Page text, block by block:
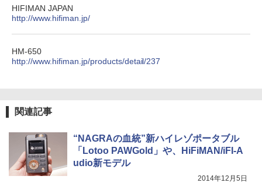
HIFIMAN JAPAN
http://www.hifiman.jp/
HM-650
http://www.hifiman.jp/products/detail/237
関連記事
“NAGRAの血統”新ハイレゾポータブル
「Lotoo PAWGold」や、HiFiMAN/iFI-A
udio新モデル
2014年12月5日